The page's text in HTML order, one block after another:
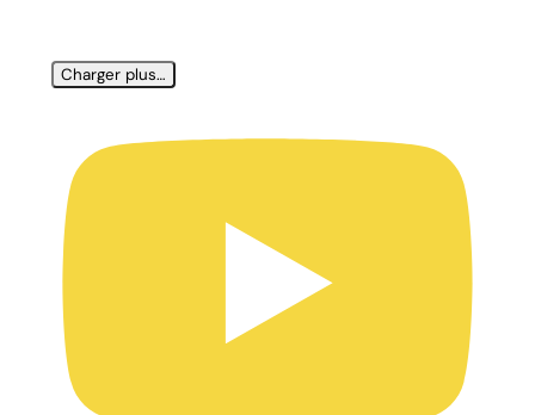
Charger plus…